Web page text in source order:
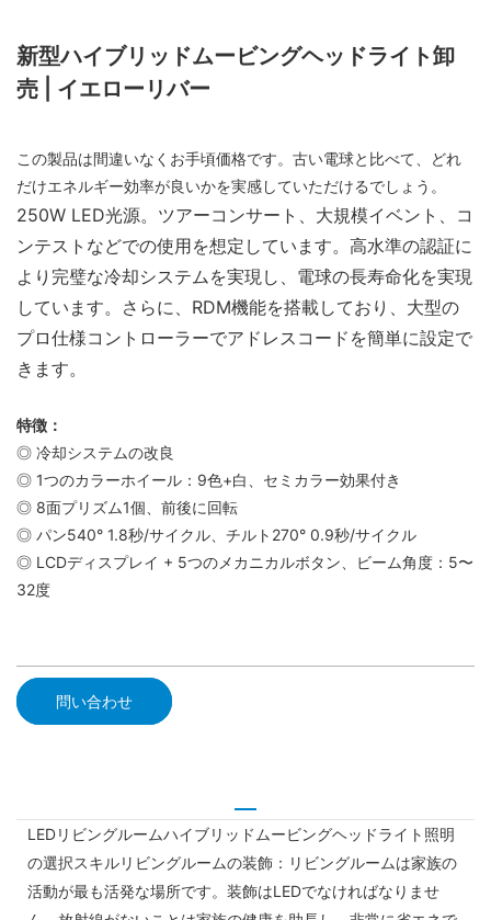
新型ハイブリッドムービングヘッドライト卸
売 | イエローリバー
この製品は間違いなくお手頃価格です。古い電球と比べて、どれ
だけエネルギー効率が良いかを実感していただけるでしょう。
250W LED光源。ツアーコンサート、大規模イベント、コ
ンテストなどでの使用を想定しています。高水準の認証に
より完璧な冷却システムを実現し、電球の長寿命化を実現
しています。さらに、RDM機能を搭載しており、大型の
プロ仕様コントローラーでアドレスコードを簡単に設定で
きます。
特徴：
◎ 冷却システムの改良
◎ 1つのカラーホイール：9色+白、セミカラー効果付き
◎ 8面プリズム1個、前後に回転
◎ パン540° 1.8秒/サイクル、チルト270° 0.9秒/サイクル
◎ LCDディスプレイ + 5つのメカニカルボタン、ビーム角度：5〜
32度
問い合わせ
LEDリビングルームハイブリッドムービングヘッドライト照明
の選択スキルリビングルームの装飾：リビングルームは家族の
活動が最も活発な場所です。装飾はLEDでなければなりませ